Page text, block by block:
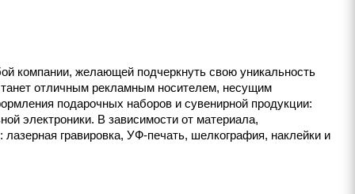
компании, желающей подчеркнуть свою уникальность
отличным рекламным носителем, несущим
подарочных наборов и сувенирной продукции:
электроники. В зависимости от материала,
гравировка, УФ-печать, шелкография, наклейки и